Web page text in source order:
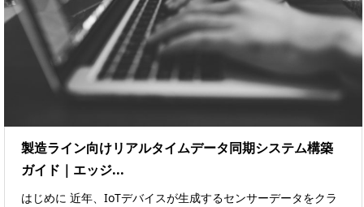
製造ライン向けリアルタイムデータ同期システム構築
ガイド｜エッジ...
はじめに 近年、IoTデバイスが生成するセンサーデータをクラ